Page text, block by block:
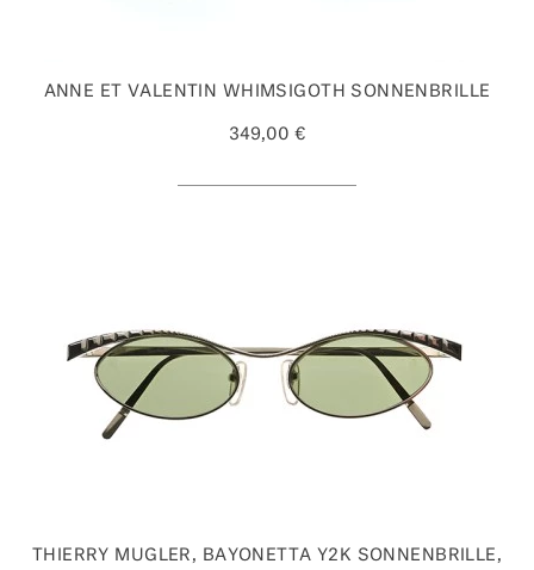
ANNE ET VALENTIN WHIMSIGOTH SONNENBRILLE
349,00 €
THIERRY MUGLER, BAYONETTA Y2K SONNENBRILLE,